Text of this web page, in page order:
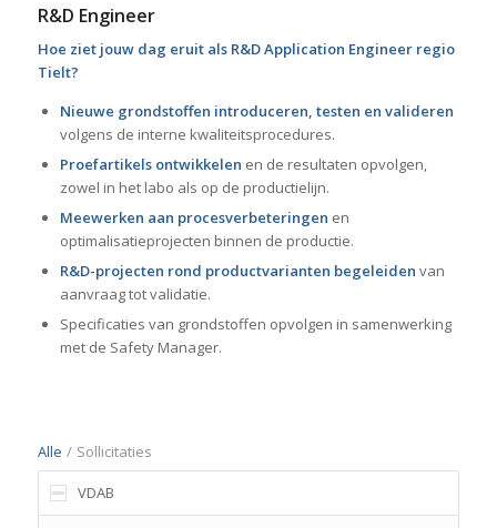
R&D Engineer
Hoe ziet jouw dag eruit als R&D Application Engineer regio
Tielt?
Nieuwe grondstoffen introduceren, testen en valideren
volgens de interne kwaliteitsprocedures.
Proefartikels ontwikkelen en de resultaten opvolgen,
zowel in het labo als op de productielijn.
Meewerken aan procesverbeteringen en
optimalisatieprojecten binnen de productie.
R&D-projecten rond productvarianten begeleiden van
aanvraag tot validatie.
Specificaties van grondstoffen opvolgen in samenwerking
met de Safety Manager.
Alle / Sollicitaties
VDAB